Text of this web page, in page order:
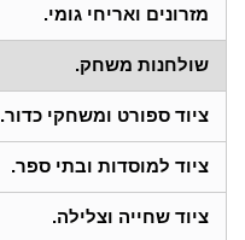
מזרונים ואריחי גומי.
שולחנות משחק.
ציוד ספורט ומשחקי כדור.
ציוד למוסדות ובתי ספר.
ציוד שחייה וצלילה.